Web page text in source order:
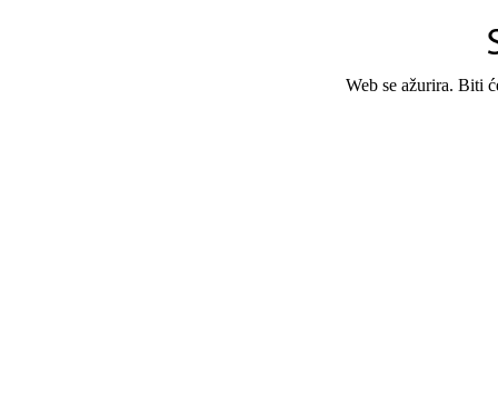
Web se ažurira. Biti